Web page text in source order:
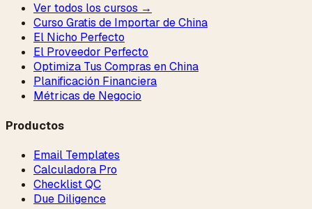
Ver todos los cursos →
Curso Gratis de Importar de China
El Nicho Perfecto
El Proveedor Perfecto
Optimiza Tus Compras en China
Planificación Financiera
Métricas de Negocio
Productos
Email Templates
Calculadora Pro
Checklist QC
Due Diligence